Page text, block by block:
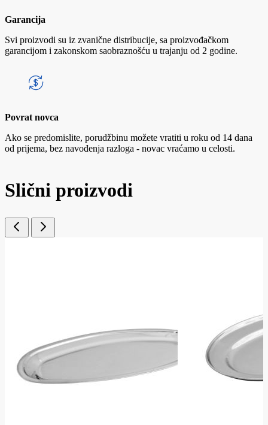
Garancija
Svi proizvodi su iz zvanične distribucije, sa proizvođačkom
garancijom i zakonskom saobraznošću u trajanju od 2 godine.
Povrat novca
Ako se predomislite, porudžbinu možete vratiti u roku od 14 dana
od prijema, bez navođenja razloga - novac vraćamo u celosti.
Slični proizvodi